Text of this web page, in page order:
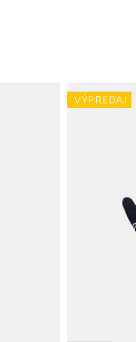
VÝPREDAJ